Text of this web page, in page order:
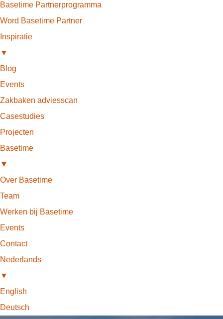
Basetime Partnerprogramma
Word Basetime Partner
Inspiratie
▼
Blog
Events
Zakbaken adviesscan
Casestudies
Projecten
Basetime
▼
Over Basetime
Team
Werken bij Basetime
Events
Contact
Nederlands
▼
English
Deutsch